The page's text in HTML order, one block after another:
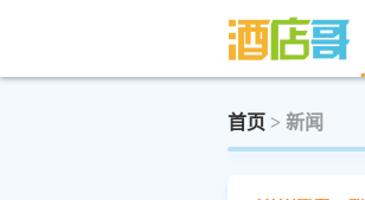
首页 > 新闻